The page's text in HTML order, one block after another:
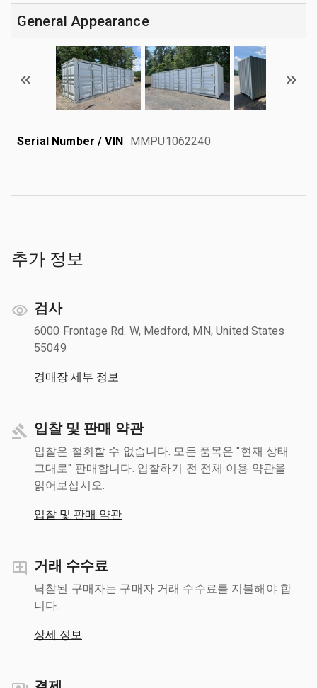
General Appearance
Serial Number / VIN MMPU1062240
추가 정보
검사
6000 Frontage Rd. W, Medford, MN, United States
55049
경매장 세부 정보
입찰 및 판매 약관
입찰은 철회할 수 없습니다. 모든 품목은 "현재 상태
그대로" 판매합니다. 입찰하기 전 전체 이용 약관을
읽어보십시오.
입찰 및 판매 약관
거래 수수료
낙찰된 구매자는 구매자 거래 수수료를 지불해야 합
니다.
상세 정보